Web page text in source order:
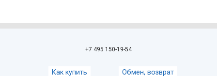
+7 495 150-19-54
Как купить Обмен, возврат